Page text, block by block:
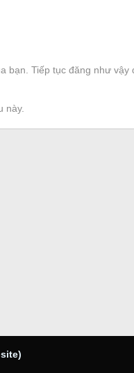
bạn. Tiếp tục đăng như vậy
này.